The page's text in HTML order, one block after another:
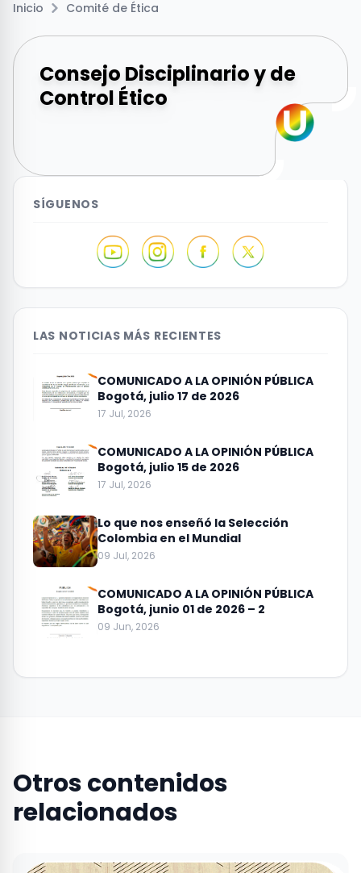
Inicio Comité de Ética
Consejo Disciplinario y de
Control Ético
SÍGUENOS
LAS NOTICIAS MÁS RECIENTES
COMUNICADO A LA OPINIÓN PÚBLICA
Bogotá, julio 17 de 2026
17 Jul, 2026
COMUNICADO A LA OPINIÓN PÚBLICA
Bogotá, julio 15 de 2026
17 Jul, 2026
Lo que nos enseñó la Selección
Colombia en el Mundial
09 Jul, 2026
COMUNICADO A LA OPINIÓN PÚBLICA
Bogotá, junio 01 de 2026 – 2
09 Jun, 2026
Otros contenidos
relacionados